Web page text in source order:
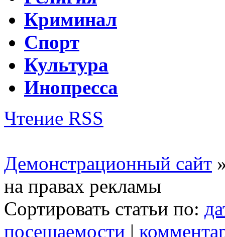
Криминал
Спорт
Культура
Инопресса
Чтение RSS
Демонстрационный сайт
на правах рекламы
Сортировать статьи по:
посещаемости |